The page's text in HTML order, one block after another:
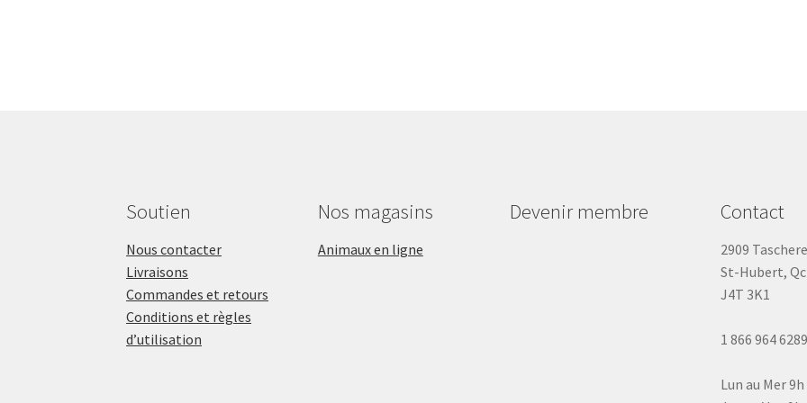
Soutien
Nous contacter
Livraisons
Commandes et retours
Conditions et règles
d’utilisation
Nos magasins
Animaux en ligne
Devenir membre Contact
2909
St-Hubert, Qc
J4T 3K1
1 866 964 6289
Lun au Mer 9h